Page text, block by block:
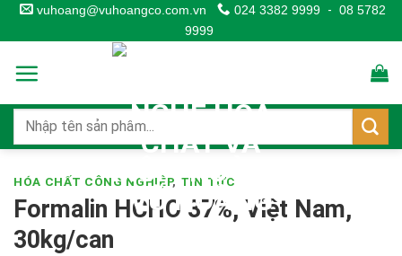
Skip
to
content
vuhoang@vuhoangco.com.vn 024 3382 9999 - 08 5782
9999
HÓA CHẤT CÔNG NGHIỆP, TIN TỨC
Formalin HCHO 37%, Việt Nam,
30kg/can